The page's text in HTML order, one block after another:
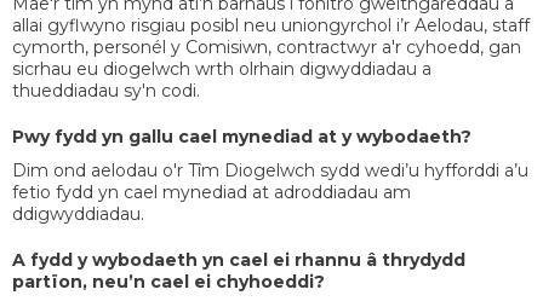
allai gyflwyno risgiau posibl neu uniongyrchol i’r Aelodau, staff
cymorth, personél y Comisiwn, contractwyr a'r cyhoedd, gan
sicrhau eu diogelwch wrth olrhain digwyddiadau a
thueddiadau sy'n codi.
Pwy fydd yn gallu cael mynediad at y wybodaeth?
Dim ond aelodau o'r Tîm Diogelwch sydd wedi’u hyfforddi a’u
fetio fydd yn cael mynediad at adroddiadau am
ddigwyddiadau.
A fydd y wybodaeth yn cael ei rhannu â thrydydd
partïon, neu’n cael ei chyhoeddi?